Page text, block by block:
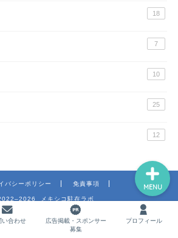
18
7
10
25
12
バシーポリシー 免責事項
メキシコ駐在ラボ
い合わせ
広告掲載・スポンサー
募集
プロフィール
MENU